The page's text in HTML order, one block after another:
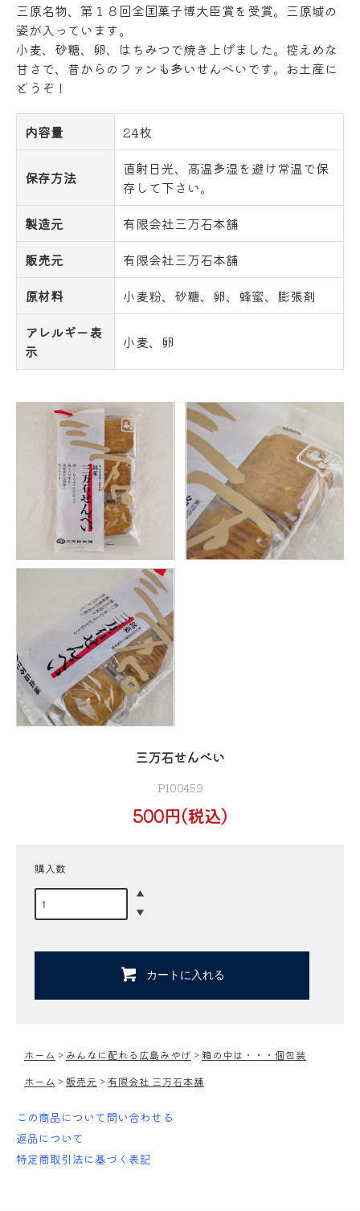
三原名物、第１８回全国菓子博大臣賞を受賞。三原城の
姿が入っています。
小麦、砂糖、卵、はちみつで焼き上げました。控えめな
甘さで、昔からのファンも多いせんべいです。お土産に
どうぞ！
内容量 24枚
保存方法
直射日光、高温多湿を避け常温で保
存して下さい。
製造元
有限会社三万石本舗
販売元
有限会社三万石本舗
原材料
小麦粉、砂糖、卵、蜂蜜、膨張剤
アレルギー表
示
小麦、卵
三万石せんべい
P100459
500円(税込)
購入数
カートに入れる
ホーム > みんなに配れる広島みやげ > 箱の中は・・・個包装
ホーム > 販売元 > 有限会社 三万石本舗
この商品について問い合わせる
返品について
特定商取引法に基づく表記